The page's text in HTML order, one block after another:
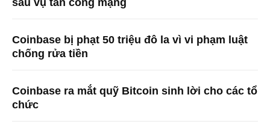
sau vụ tấn công mạng
Coinbase bị phạt 50 triệu đô la vì vi phạm luật
chống rửa tiền
Coinbase ra mắt quỹ Bitcoin sinh lời cho các tổ
chức